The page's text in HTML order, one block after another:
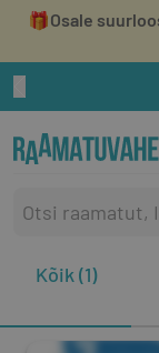
🎁Osale
Kõik (1)